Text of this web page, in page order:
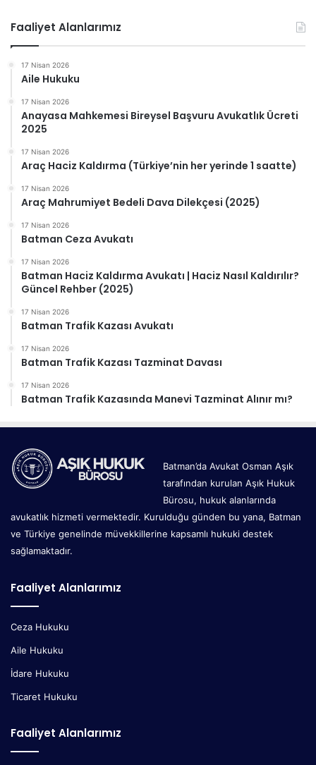
Faaliyet Alanlarımız
17 Nisan 2026
Aile Hukuku
17 Nisan 2026
Anayasa Mahkemesi Bireysel Başvuru Avukatlık Ücreti
2025
17 Nisan 2026
Araç Haciz Kaldırma (Türkiye’nin her yerinde 1 saatte)
17 Nisan 2026
Araç Mahrumiyet Bedeli Dava Dilekçesi (2025)
17 Nisan 2026
Batman Ceza Avukatı
17 Nisan 2026
Batman Haciz Kaldırma Avukatı | Haciz Nasıl Kaldırılır?
Güncel Rehber (2025)
17 Nisan 2026
Batman Trafik Kazası Avukatı
17 Nisan 2026
Batman Trafik Kazası Tazminat Davası
17 Nisan 2026
Batman Trafik Kazasında Manevi Tazminat Alınır mı?
Batman’da Avukat Osman Aşık
tarafından kurulan Aşık Hukuk
Bürosu, hukuk alanlarında
avukatlık hizmeti vermektedir. Kurulduğu günden bu yana, Batman
ve Türkiye genelinde müvekkillerine kapsamlı hukuki destek
sağlamaktadır.
Faaliyet Alanlarımız
Ceza Hukuku
Aile Hukuku
İdare Hukuku
Ticaret Hukuku
Faaliyet Alanlarımız